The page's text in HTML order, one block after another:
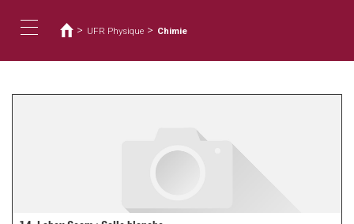
容
在
這
裡
> UFR Physique > Chimie